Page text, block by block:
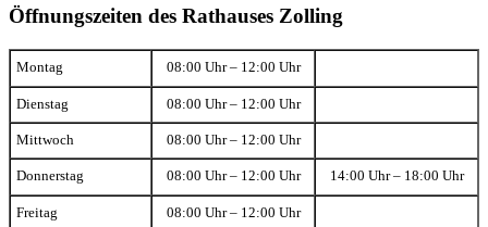
Öffnungszeiten des Rathauses Zolling
Montag 08:00 Uhr – 12:00 Uhr
Dienstag 08:00 Uhr – 12:00 Uhr
Mittwoch 08:00 Uhr – 12:00 Uhr
Donnerstag 08:00 Uhr – 12:00 Uhr 14:00 Uhr – 18:00 Uhr
Freitag 08:00 Uhr – 12:00 Uhr